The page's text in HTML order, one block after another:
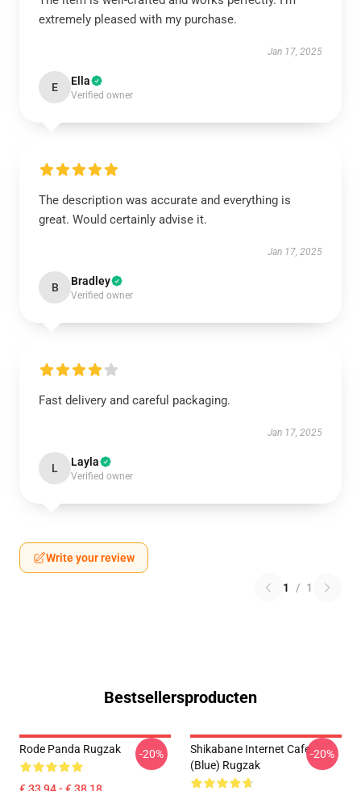
extremely pleased with my purchase.
Jan 17, 2025
E Ella
Verified owner
The description was accurate and everything is
great. Would certainly advise it.
Jan 17, 2025
B Bradley
Verified owner
Fast delivery and careful packaging.
Jan 17, 2025
L Layla
Verified owner
Write your review
1 / 1
Bestsellersproducten
Rode Panda Rugzak -20%
Shikabane Internet Cafe
(Blue) Rugzak
-20%